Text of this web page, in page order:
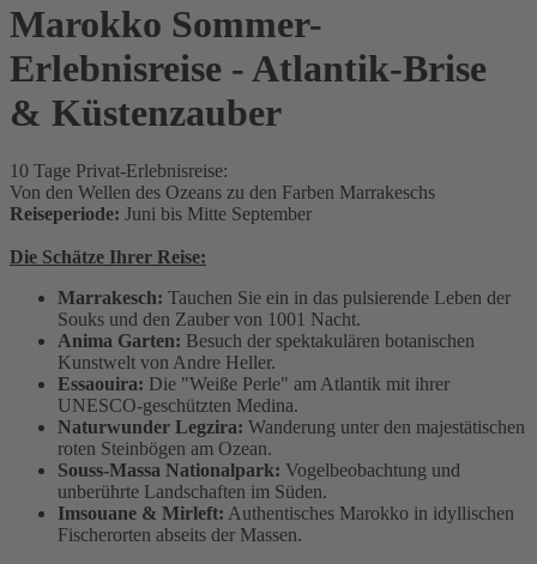
Marokko Sommer-
Erlebnisreise - Atlantik-Brise
& Küstenzauber
10 Tage Privat-Erlebnisreise:
Von den Wellen des Ozeans zu den Farben Marrakeschs
Reiseperiode: Juni bis Mitte September
Die Schätze Ihrer Reise:
Marrakesch: Tauchen Sie ein in das pulsierende Leben der
Souks und den Zauber von 1001 Nacht.
Anima Garten: Besuch der spektakulären botanischen
Kunstwelt von Andre Heller.
Essaouira: Die "Weiße Perle" am Atlantik mit ihrer
UNESCO-geschützten Medina.
Naturwunder Legzira: Wanderung unter den majestätischen
roten Steinbögen am Ozean.
Souss-Massa Nationalpark: Vogelbeobachtung und
unberührte Landschaften im Süden.
Imsouane & Mirleft: Authentisches Marokko in idyllischen
Fischerorten abseits der Massen.